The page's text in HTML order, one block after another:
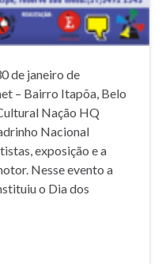
de janeiro de
– Bairro Itapõa, Belo
Nação HQ
Nacional
exposição e a
Nesse evento a
o Dia dos